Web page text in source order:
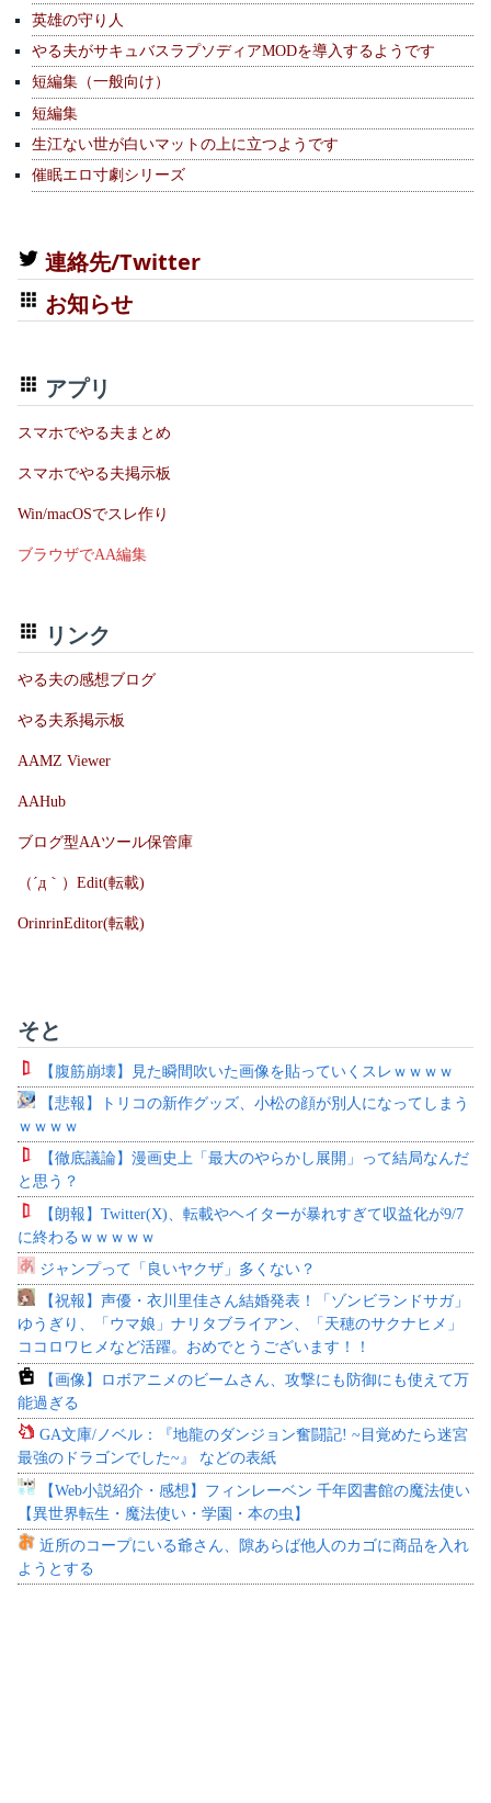
英雄の守り人
やる夫がサキュバスラプソディアMODを導入するようです
短編集（一般向け）
短編集
生江ない世が白いマットの上に立つようです
催眠エロ寸劇シリーズ
連絡先/Twitter
お知らせ
アプリ
スマホでやる夫まとめ
スマホでやる夫掲示板
Win/macOSでスレ作り
ブラウザでAA編集
リンク
やる夫の感想ブログ
やる夫系掲示板
AAMZ Viewer
AAHub
ブログ型AAツール保管庫
（´д｀）Edit(転載)
OrinrinEditor(転載)
そと
【腹筋崩壊】見た瞬間吹いた画像を貼っていくスレｗｗｗｗ
【悲報】トリコの新作グッズ、小松の顔が別人になってしまう
ｗｗｗｗ
【徹底議論】漫画史上「最大のやらかし展開」って結局なんだ
と思う？
【朗報】Twitter(X)、転載やヘイターが暴れすぎて収益化が9/7
に終わるｗｗｗｗｗ
ジャンプって「良いヤクザ」多くない？
【祝報】声優・衣川里佳さん結婚発表！「ゾンビランドサガ」
ゆうぎり、「ウマ娘」ナリタブライアン、「天穂のサクナヒメ」
ココロワヒメなど活躍。おめでとうございます！！
【画像】ロボアニメのビームさん、攻撃にも防御にも使えて万
能過ぎる
GA文庫/ノベル：『地龍のダンジョン奮闘記! ~目覚めたら迷宮
最強のドラゴンでした~』 などの表紙
【Web小説紹介・感想】フィンレーベン 千年図書館の魔法使い
【異世界転生・魔法使い・学園・本の虫】
近所のコープにいる爺さん、隙あらば他人のカゴに商品を入れ
ようとする